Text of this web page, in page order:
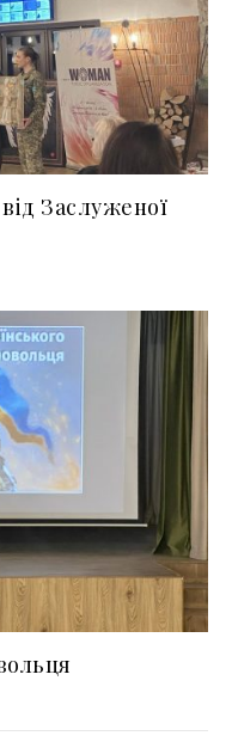
Заслуженої